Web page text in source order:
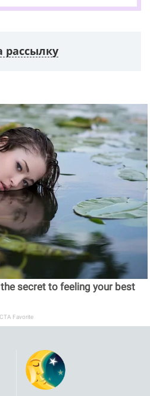
рассылку
secret to feeling your best
CTA Favorite